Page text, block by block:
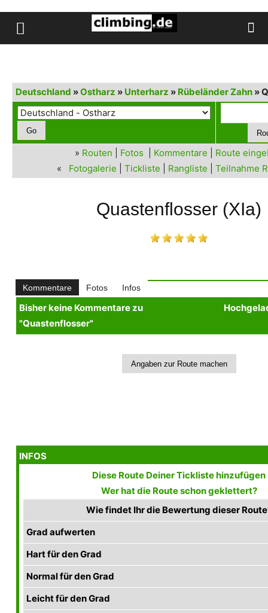
Deutschland »Ostharz » Unterharz » Rübeländer Zahn »
» Routen Fotos Kommentare
Route
« Fotogalerie Tickliste Rangliste Teilnahme
Quastenflosser (XIa)
Kommentare Fotos Infos
Bisher keine Kommentare zu
"Quastenflosser"
INFOS
Diese Route Deiner Tickliste hinzufügen
Wer hat die Route schon geklettert?
Wie findet Ihr die Bewertung dieser
Grad aufwerten
Hart für den Grad
Normal für den Grad
Leicht für den Grad